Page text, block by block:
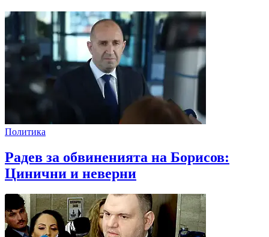
Политика
Радев за обвиненията на Борисов:
Цинични и неверни